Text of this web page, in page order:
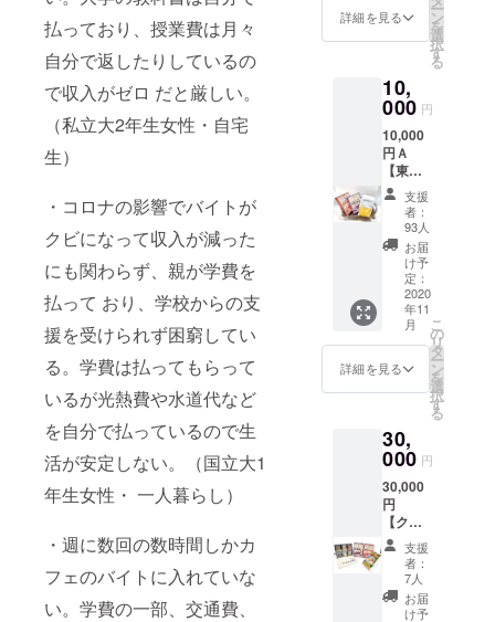
払っており、授業費は月々
自分で返したりしているの
で収入がゼロ だと厳しい。
（私立大2年生女性・自宅
生）
・コロナの影響でバイトが
クビになって収入が減った
にも関わらず、親が学費を
払って おり、学校からの支
援を受けられず困窮してい
る。学費は払ってもらって
いるが光熱費や水道代など
を自分で払っているので生
活が安定しない。（国立大1
年生女性・ 一人暮らし）
・週に数回の数時間しかカ
フェのバイトに入れていな
い。学費の一部、交通費、
人気の
食堂レ
シピ ・
にも人
気の大
学生協
限定つ
ぶグミ
１つ ・
貧食で
人気
だった
食堂の
カレー
を再現
した限
定レト
ルトカ
レー2種
類 大学
販売し
ている
大学生
に人気
のつぶ
グミ
と“貧
食”の名
前で愛
されて
いた食
詳細を見る ー
ン
を
選
択
す
る
10,
000 円
10,000
円Ａ
【東北
大生協
カレー
セッ
ト！
②】 ・
お礼の
お手紙
・食堂
の味を
再現！
人気の
食堂レ
シピ ・
人気
だった
食堂カ
レーを
再現し
た限定
レトル
トカ
レー2種
類（普
通カ
支援
者：
93人
お届
け予
定：
2020
年11
月
詳細を見る
こ
の
リ
タ
ー
ン
を
選
択
す
る
30,
000 円
30,000
円
【クッ
キー＆
カレー
セッ
ト】 ・
お礼の
支援
者：
7人
お届
け予